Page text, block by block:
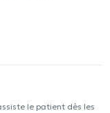
le patient dès les